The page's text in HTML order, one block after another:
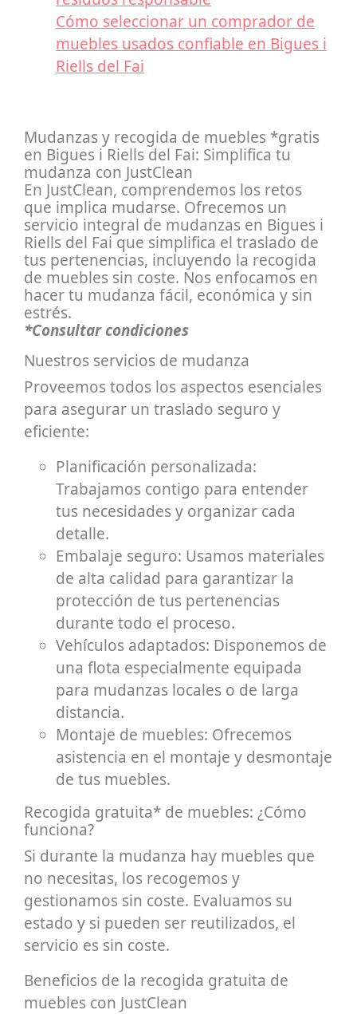
Cómo seleccionar un comprador de
muebles usados confiable en Bigues i
Riells del Fai
Mudanzas y recogida de muebles *gratis
en Bigues i Riells del Fai: Simplifica tu
mudanza con JustClean
En JustClean, comprendemos los retos
que implica mudarse. Ofrecemos un
servicio integral de mudanzas en Bigues i
Riells del Fai que simplifica el traslado de
tus pertenencias, incluyendo la recogida
de muebles sin coste. Nos enfocamos en
hacer tu mudanza fácil, económica y sin
estrés.
*Consultar condiciones
Nuestros servicios de mudanza
Proveemos todos los aspectos esenciales
para asegurar un traslado seguro y
eficiente:
Planificación personalizada:
Trabajamos contigo para entender
tus necesidades y organizar cada
detalle.
Embalaje seguro: Usamos materiales
de alta calidad para garantizar la
protección de tus pertenencias
durante todo el proceso.
Vehículos adaptados: Disponemos de
una flota especialmente equipada
para mudanzas locales o de larga
distancia.
Montaje de muebles: Ofrecemos
asistencia en el montaje y desmontaje
de tus muebles.
Recogida gratuita* de muebles: ¿Cómo
funciona?
Si durante la mudanza hay muebles que
no necesitas, los recogemos y
gestionamos sin coste. Evaluamos su
estado y si pueden ser reutilizados, el
servicio es sin coste.
Beneficios de la recogida gratuita de
muebles con JustClean